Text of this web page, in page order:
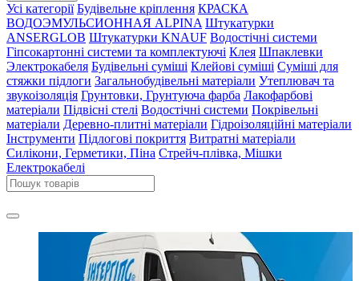
Усі категорії Будівельне кріплення КРАСКА
ВОДОЭМУЛЬСИОННАЯ ALPINA Штукатурки
ANSERGLOB Штукатурки KNAUF Водостічні системи
Гіпсокартонні системи та комплектуючі Клея Шпаклевки
Электрокабеля Будівельні суміші Клейові суміші Суміші для
стяжки підлоги Загальнобудівельні матеріали Утеплювач та
звукоізоляція Грунтовки, Грунтуюча фарба Лакофарбові
матеріали Підвісні стелі Водостічні системи Покрівельні
матеріали Деревно-плитні матеріали Гідроізоляційні матеріали
Інструменти Підлогові покриття Витратні матеріали
Силікони, Герметики, Піна Стрейч-плівка, Мішки
Електрокабелі